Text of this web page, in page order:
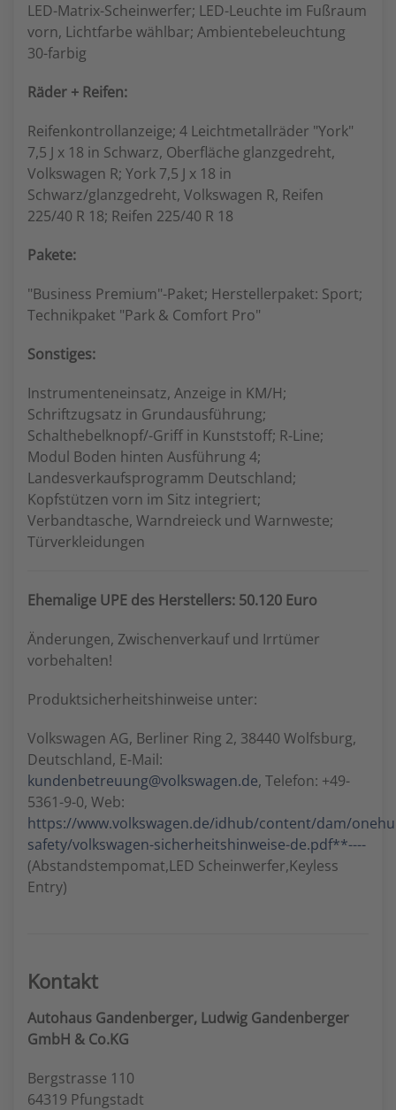
LED-Matrix-Scheinwerfer; LED-Leuchte im Fußraum
vorn, Lichtfarbe wählbar; Ambientebeleuchtung
30-farbig
Räder + Reifen:
Reifenkontrollanzeige; 4 Leichtmetallräder "York"
7,5 J x 18 in Schwarz, Oberfläche glanzgedreht,
Volkswagen R; York 7,5 J x 18 in
Schwarz/glanzgedreht, Volkswagen R, Reifen
225/40 R 18; Reifen 225/40 R 18
Pakete:
"Business Premium"-Paket; Herstellerpaket: Sport;
Technikpaket "Park & Comfort Pro"
Sonstiges:
Instrumenteneinsatz, Anzeige in KM/H;
Schriftzugsatz in Grundausführung;
Schalthebelknopf/-Griff in Kunststoff; R-Line;
Modul Boden hinten Ausführung 4;
Landesverkaufsprogramm Deutschland;
Kopfstützen vorn im Sitz integriert;
Verbandtasche, Warndreieck und Warnweste;
Türverkleidungen
Ehemalige UPE des Herstellers: 50.120 Euro
Änderungen, Zwischenverkauf und Irrtümer
vorbehalten!
Produktsicherheitshinweise unter:
Volkswagen AG, Berliner Ring 2, 38440 Wolfsburg,
Deutschland, E-Mail:
kundenbetreuung@volkswagen.de, Telefon: +49-
5361-9-0, Web:
https://www.volkswagen.de/idhub/content/dam/
safety/volkswagen-sicherheitshinweise-de.pdf**----
(Abstandstempomat,LED Scheinwerfer,Keyless
Entry)
Kontakt
Autohaus Gandenberger, Ludwig Gandenberger
GmbH & Co.KG
Bergstrasse 110
64319 Pfungstadt